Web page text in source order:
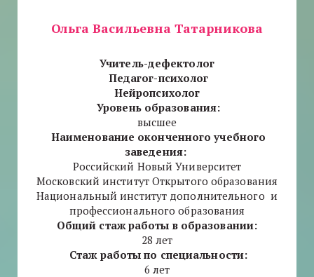
Ольга Васильевна Татарникова
Учитель-дефектолог
Педагог-психолог
Нейропсихолог
Уровень образования:
высшее
Наименование оконченного учебного
заведения:
Российский Новый Университет
Московский институт Открытого образования
Национальный институт дополнительного и
профессионального образования
Общий стаж работы в образовании:
28 лет
Стаж работы по специальности:
6 лет